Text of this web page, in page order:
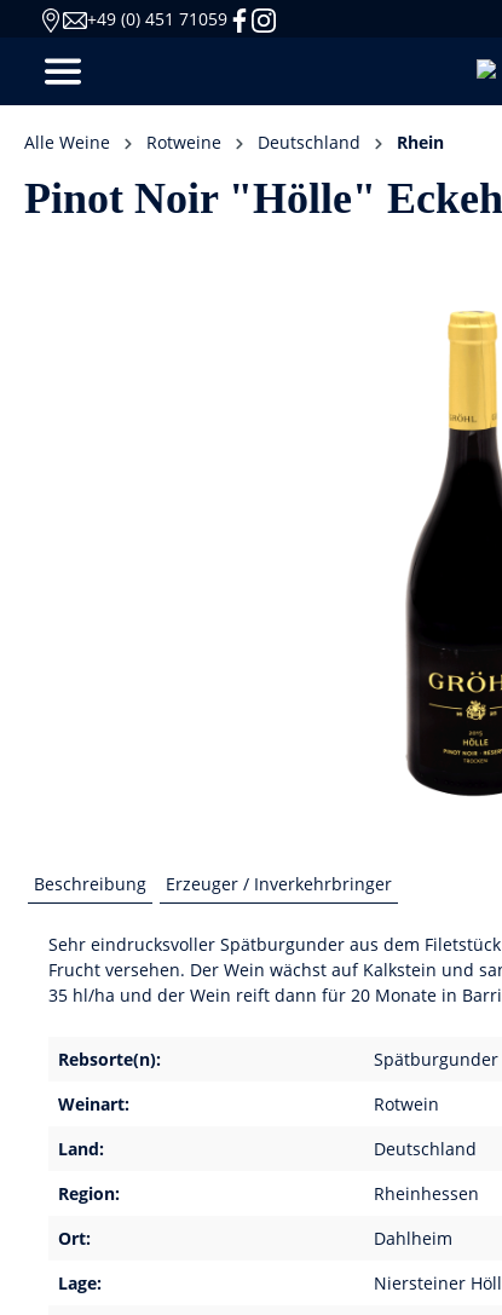
+49 (0) 451 71059
Alle Weine Rotweine Deutschland Rhein
Pinot Noir "Hölle"
Beschreibung Erzeuger / Inverkehrbringer
Sehr eindrucksvoller Spätburgunder aus dem
Frucht versehen. Der Wein wächst auf Kalkstein und
35 hl/ha und der Wein reift dann für 20 Monate in
Rebsorte(n):
Spätburgunder
Weinart:
Rotwein
Land:
Deutschland
Region:
Rheinhessen
Ort:
Dahlheim
Lage:
Niersteiner